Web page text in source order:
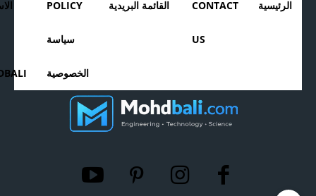
الرئيسية CONTACT
US
القائمة البريدية POLICY
سياسة
الخصوصية